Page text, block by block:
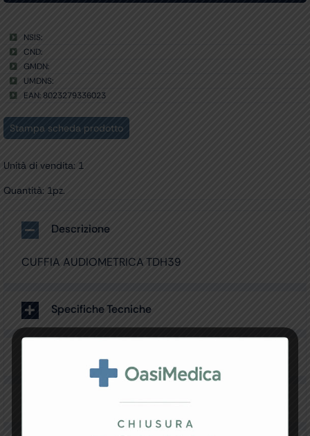
NSIS:
CND:
GMDN:
UMDNS:
EAN: 8023279336023
Stampa scheda prodotto
Unità di vendita: 1
Quantità: 1pz.
Descrizione
CUFFIA AUDIOMETRICA TDH39
Specifiche Tecniche
Resi e Garanzia